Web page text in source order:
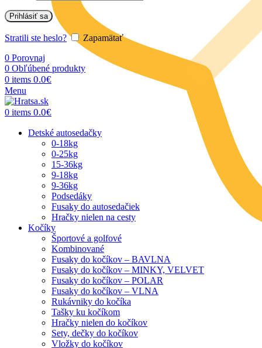
Prihlásiť sa
Stratili ste heslo?
Zapamätať
0 Porovnaj
0 Obľúbené produkty
0 items 0.0€
Menu
0 items 0.0€
Detské autosedačky
0-18kg
0-25kg
15-36kg
9-18kg
9-36kg
Podsedáky
Fusaky do autosedačiek
Hračky nielen na cesty
Kočíky
Športové a golfové
Kombinované
Fusaky do kočíkov – BAVLNA
Fusaky do kočíkov – MINKY, VELVET
Fusaky do kočíkov – POLAR
Fusaky do kočíkov – VLNA
Rukávniky do kočíka
Tašky ku kočíkom
Hračky nielen do kočíkov
Sety, dečky do kočíkov
Vložky do kočíkov